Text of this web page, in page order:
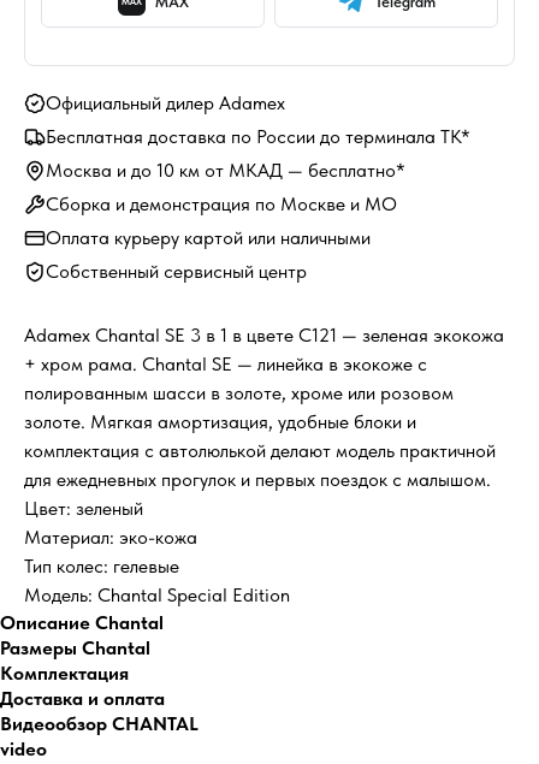
Официальный дилер Adamex
Бесплатная доставка по России до терминала ТК*
Москва и до 10 км от МКАД — бесплатно*
Сборка и демонстрация по Москве и МО
Оплата курьеру картой или наличными
Собственный сервисный центр
Adamex Chantal SE 3 в 1 в цвете C121 — зеленая экокожа
+ хром рама. Chantal SE — линейка в экокоже с
полированным шасси в золоте, хроме или розовом
золоте. Мягкая амортизация, удобные блоки и
комплектация с автолюлькой делают модель практичной
для ежедневных прогулок и первых поездок с малышом.
Цвет: зеленый
Материал: эко-кожа
Тип колес: гелевые
Модель: Chantal Special Edition
Описание Chantal
Размеры Chantal
Комплектация
Доставка и оплата
Видеообзор CHANTAL
video